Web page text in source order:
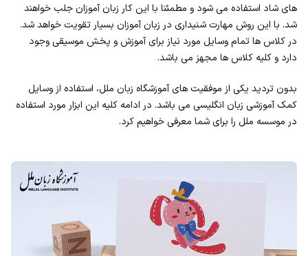
های شاد استفاده می شود و مطمئنا با این کار زبان آموزان جلب خواهند
شد. با این روش مهارت شنیداری در زبان آموزان بسیار تقویت خواهد شد.
در کلاس ها تمام وسایل مورد نیاز برای آموزش و پخش موسیقی وجود
دارد و کلیه کلاس ها مجهز می باشد.
بدون تردید یکی از موفقیت های آموزشگاه زبان ملل، استفاده از وسایل
کمک آموزشی زبان انگلیسی می باشد. در ادامه کلیه این ابزار مورد استفاده
در موسسه ملل را برای شما معرفی خواهیم کرد.